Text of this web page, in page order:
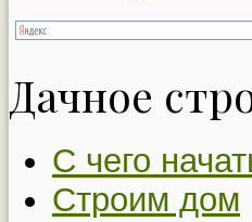
Дачное
С чего
Строим дом